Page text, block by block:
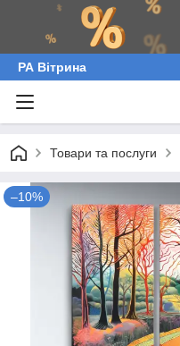
РА Вітрина
Товари та послуги
–10%